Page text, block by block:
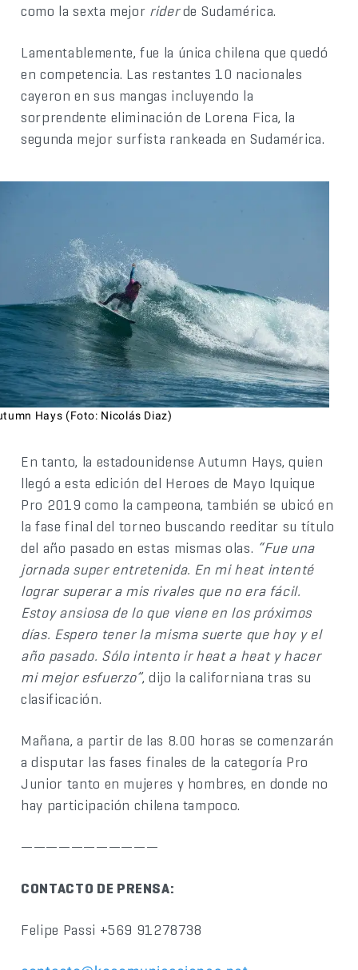
como la sexta mejor riderde Sudamérica.
Lamentablemente, fue la única chilena que quedó
en competencia. Las restantes 10 nacionales
cayeron en sus mangas incluyendo la
sorprendente eliminación de Lorena Fica, la
segunda mejor surfista rankeada en Sudamérica.
Hays (Foto: Nicolás Diaz)
En tanto, la estadounidense Autumn Hays, quien
llegó a esta edición del Heroes de Mayo Iquique
Pro 2019 como la campeona, también se ubicó en
la fase final del torneo buscando reeditar su título
del año pasado en estas mismas olas. “Fue una
jornada super entretenida. En mi heat intenté
lograr superar a mis rivales que no era fácil.
Estoy ansiosa de lo que viene en los próximos
días. Espero tener la misma suerte que hoy y el
año pasado. Sólo intento ir heat a heat y hacer
mi mejor esfuerzo”, dijo la californiana tras su
clasificación.
Mañana, a partir de las 8.00 horas se comenzarán
a disputar las fases finales de la categoría Pro
Junior tanto en mujeres y hombres, en donde no
hay participación chilena tampoco.
———————————
CONTACTO DE PRENSA:
Felipe Passi +569 91278738